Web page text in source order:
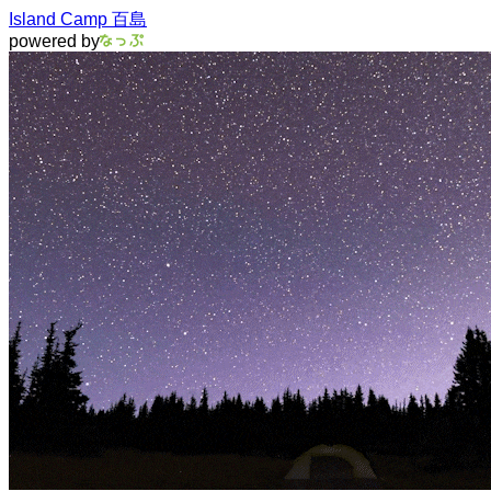
Island Camp 百島
powered by